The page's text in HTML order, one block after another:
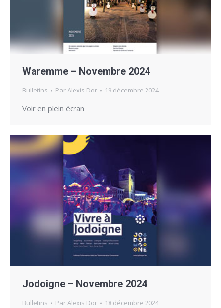
Waremme – Novembre 2024
Bulletins ParAlexis Dor 19 décembre 2024
Voir en plein écran
Jodoigne – Novembre 2024
Bulletins ParAlexis Dor 18 décembre 2024